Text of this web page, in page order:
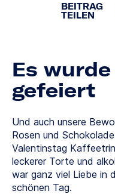
BEITRAG
TEILEN
Es
gefeiert
Und auch unsere
Rosen und
Valentinstag
leckerer Torte und
war ganz viel Liebe in
schönen Tag.